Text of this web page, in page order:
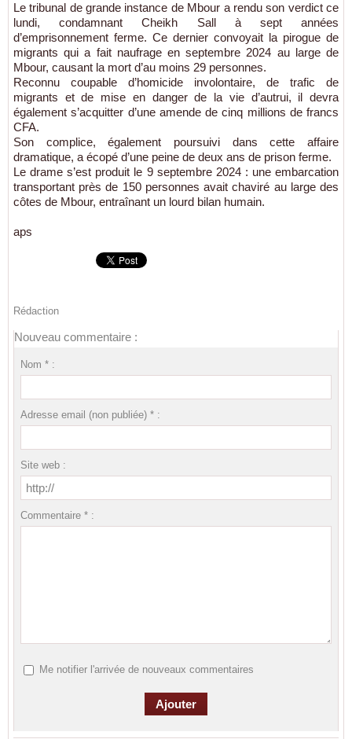
Le tribunal de grande instance de Mbour a rendu son verdict ce
lundi, condamnant Cheikh Sall à sept années
d’emprisonnement ferme. Ce dernier convoyait la pirogue de
migrants qui a fait naufrage en septembre 2024 au large de
Mbour, causant la mort d’au moins 29 personnes.
Reconnu coupable d’homicide involontaire, de trafic de
migrants et de mise en danger de la vie d’autrui, il devra
également s’acquitter d’une amende de cinq millions de francs
CFA.
Son complice, également poursuivi dans cette affaire
dramatique, a écopé d’une peine de deux ans de prison ferme.
Le drame s’est produit le 9 septembre 2024 : une embarcation
transportant près de 150 personnes avait chaviré au large des
côtes de Mbour, entraînant un lourd bilan humain.
aps
Rédaction
Nouveau commentaire :
Nom * :
Adresse email (non publiée) * :
Site web :
Commentaire * :
Me notifier l'arrivée de nouveaux commentaires